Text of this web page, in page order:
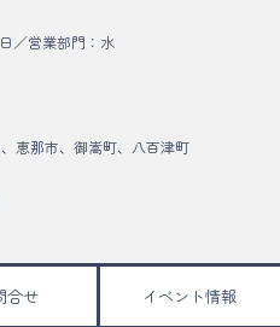
合せ イベント情報
／営業部門：水
恵那市、御嵩町、八百津町
All Rights Reserved.